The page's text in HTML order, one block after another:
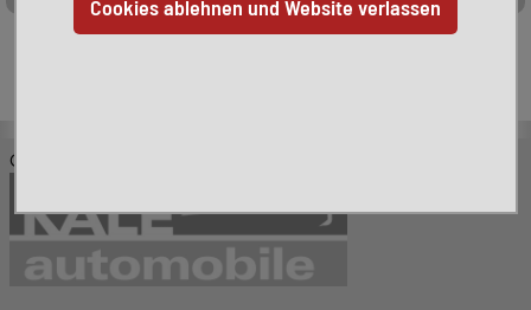
© KALE-Automobile GmbH